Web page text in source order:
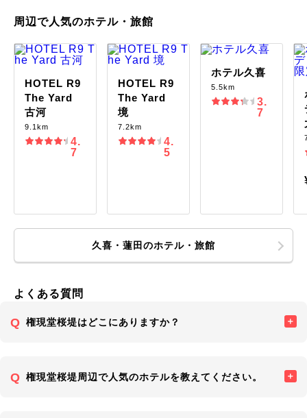
周辺で人気のホテル・旅館
HOTEL R9
The Yard
古河
9.1km
4.
7
HOTEL R9
The Yard
境
7.2km
4.
5
ホテル久喜
5.5km
3.
7
久喜・蓮田のホテル・旅館
よくある質問
権現堂桜堤はどこにありますか？
権現堂桜堤周辺で人気のホテルを教えてください。